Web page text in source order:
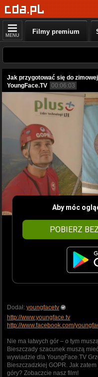
MENU Filmy premium
Jak przygotować się do
YoungFace.TV 00:06:03
Aby móc
POBIERZ
Dodał: youngfacetv
http://www.youngface.tv
http://www.facebook.com/
Nie ma łatwych gór – o tym
Bieszczady szacunek muszą
wywiadzie dla YoungFace.TV
Bieszczadzkiej GOPR. Jak
góry? Zobaczcie nasz film!